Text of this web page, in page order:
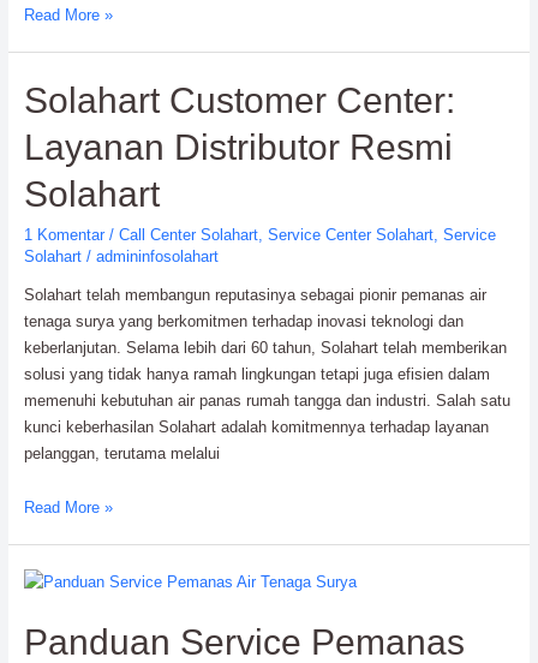
Pusat
Solahart:
Solar
Heater
Read More »
Solahart Customer Center:
Layanan Distributor Resmi
Solahart
1 Komentar / Call Center Solahart, Service Center Solahart, Service
Solahart/ admininfosolahart
Solahart telah membangun reputasinya sebagai pionir pemanas air
tenaga surya yang berkomitmen terhadap inovasi teknologi dan
keberlanjutan. Selama lebih dari 60 tahun, Solahart telah memberikan
solusi yang tidak hanya ramah lingkungan tetapi juga efisien dalam
memenuhi kebutuhan air panas rumah tangga dan industri. Salah satu
kunci keberhasilan Solahart adalah komitmennya terhadap layanan
pelanggan, terutama melalui
Solahart
Layanan
Resmi
Read More »
Panduan Service Pemanas